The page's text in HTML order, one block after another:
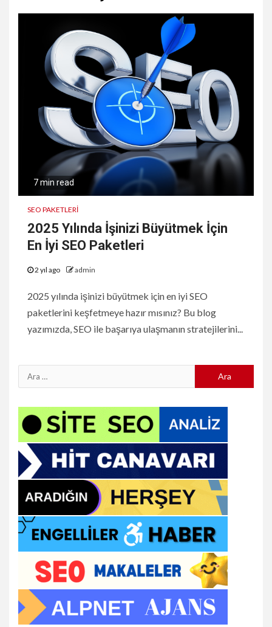
7 min read
SEO PAKETLERİ
2025 Yılında İşinizi Büyütmek İçin
En İyi SEO Paketleri
2 yıl ago admin
2025 yılında işinizi büyütmek için en iyi SEO
paketlerini keşfetmeye hazır mısınız? Bu blog
yazımızda, SEO ile başarıya ulaşmanın stratejilerini...
Arama: